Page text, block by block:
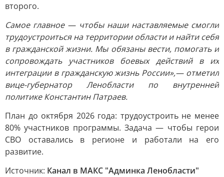
второго.
Самое главное — чтобы наши наставляемые смогли
трудоустроиться на территории области и найти себя
в гражданской жизни. Мы обязаны вести, помогать и
сопровождать участников боевых действий в их
интеграции в гражданскую жизнь России»,— отметил
вице-губернатор Ленобласти по внутренней
политике Константин Патраев.
План до октября 2026 года: трудоустроить не менее
80% участников программы. Задача — чтобы герои
СВО оставались в регионе и работали на его
развитие.
Источник: Канал в МАКС "Админка Ленобласти"